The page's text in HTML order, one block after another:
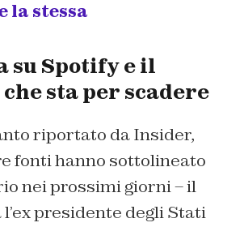
la stessa
su Spotify e il
sta per scadere
riportato da Insider,
fonti hanno sottolineato
nei prossimi giorni – il
presidente degli Stati